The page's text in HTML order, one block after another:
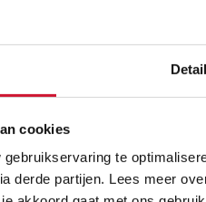
cookies
te
derde partijen. Lees meer